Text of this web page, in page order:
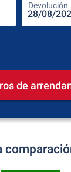
Devolución
de